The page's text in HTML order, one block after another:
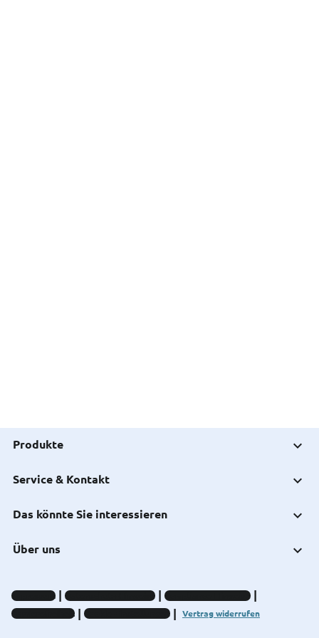
Produkte
Service & Kontakt
Das könnte Sie interessieren
Über uns
Impressum Datenschutz-Hinweise
Compliance-Hinweise
Barrierefreiheit
Cookie-Einstellungen Vertrag widerrufen